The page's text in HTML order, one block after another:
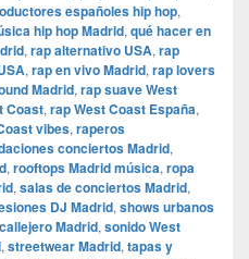
españoles hip hop,
hip hop Madrid, qué hacer en
, rap alternativo USA, rap
, rap en vivo Madrid, rap lovers
Madrid, rap suave West
Coast, rap West Coast España,
vibes, raperos
conciertos Madrid,
, rooftops Madrid música, ropa
, salas de conciertos Madrid,
DJ Madrid, shows urbanos
Madrid, sonido West
, streetwear Madrid, tapas y